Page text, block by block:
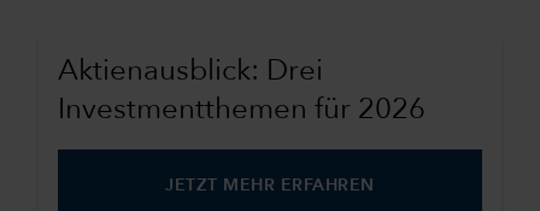
Aktienausblick: Drei
Investmentthemen für 2026
JETZT MEHR ERFAHREN